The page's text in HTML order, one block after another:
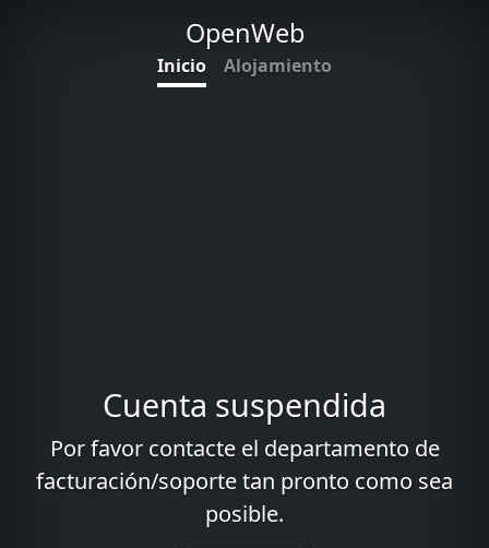
OpenWeb
Inicio Alojamiento
Cuenta suspendida
Por favor contacte el departamento de
facturación/soporte tan pronto como sea
posible.